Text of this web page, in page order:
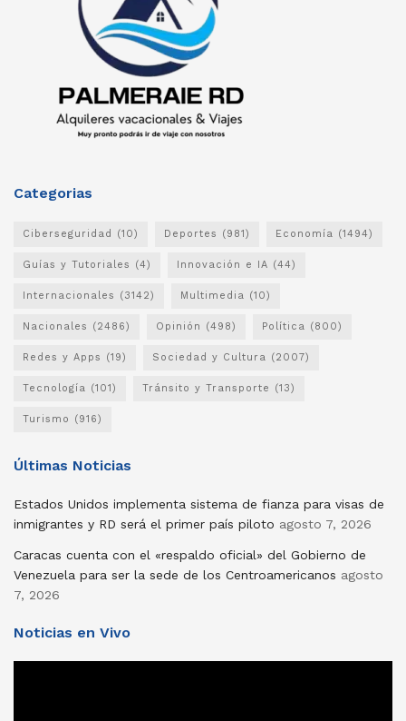
Categorias
Ciberseguridad (10) Deportes (981) Economía (1494)
Guías y Tutoriales (4) Innovación e IA (44)
Internacionales (3142) Multimedia (10)
Nacionales (2486) Opinión (498) Política (800)
Redes y Apps (19) Sociedad y Cultura (2007)
Tecnología (101) Tránsito y Transporte (13)
Turismo (916)
Últimas Noticias
Estados Unidos implementa sistema de fianza para visas de
inmigrantes y RD será el primer país piloto agosto 7, 2026
Caracas cuenta con el «respaldo oficial» del Gobierno de
Venezuela para ser la sede de los Centroamericanos agosto
7, 2026
Noticias en Vivo